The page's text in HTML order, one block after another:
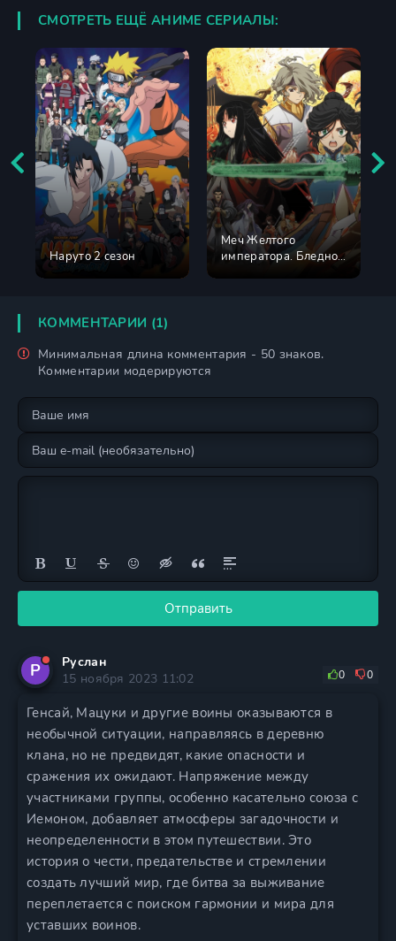
СМОТРЕТЬ ЕЩЁ АНИМЕ СЕРИАЛЫ:
Наруто 2 сезон
Меч Желтого
императора. Бледное
КОММЕНТАРИИ (1)
Минимальная длина комментария - 50 знаков.
Комментарии модерируются
Отправить
Р
Руслан
15 ноября 2023 11:02
0 0
Генсай, Мацуки и другие воины оказываются в
необычной ситуации, направляясь в деревню
клана, но не предвидят, какие опасности и
сражения их ожидают. Напряжение между
участниками группы, особенно касательно союза с
Иемоном, добавляет атмосферы загадочности и
неопределенности в этом путешествии. Это
история о чести, предательстве и стремлении
создать лучший мир, где битва за выживание
переплетается с поиском гармонии и мира для
уставших воинов.